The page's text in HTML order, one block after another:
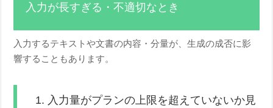
入力が長すぎる・不適切なとき
入力するテキストや文書の内容・分量が、生成の成否に影
響することもあります。
1. 入力量がプランの上限を超えていないか見